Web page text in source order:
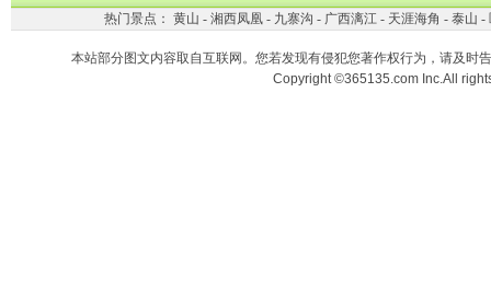
热门景点： 黄山 - 湘西凤凰- 九寨沟 - 广西漓江- 天涯海角 - 泰山 -
本站部分图文内容取自互联网。您若发现有侵犯您著作权行为，请及时
Copyright ©365135.com Inc.All